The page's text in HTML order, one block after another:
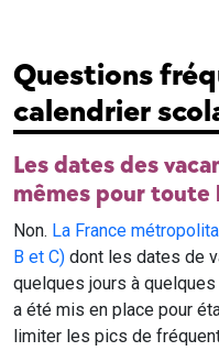
Questions
calendrier
Les dates des
mêmes pour toute
Non. La France
B et C) dont les dates de
quelques jours à
a été mis en place pour
limiter les pics de